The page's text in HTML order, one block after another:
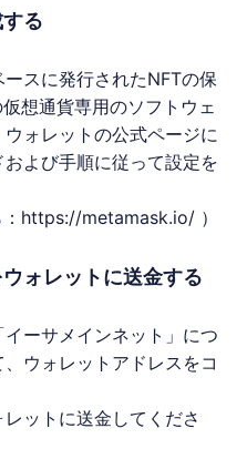
る
スに発行されたNFTの保
想通貨専用のソフトウェ
ォレットの公式ページに
よび手順に従って設定を
https://metamask.io/ ）
ォレットに送金する
ーサメインネット」につ
ウォレットアドレスをコ
ットに送金してくださ